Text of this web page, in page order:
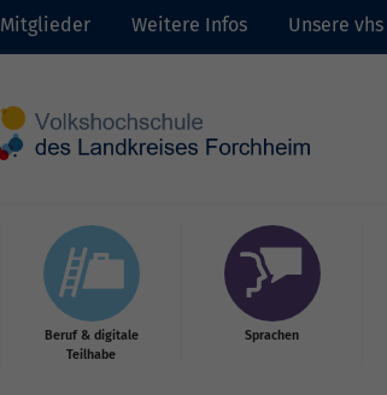
Mitglieder Weitere Infos Unsere vhs
Beruf & digitale
Teilhabe
Sprachen